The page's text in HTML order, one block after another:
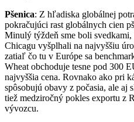
Pšenica: Z hľadiska globálnej
pokračujúci rast globálnych cien
Minulý týždeň sme boli svedkami,
Chicagu vyšplhali na najvyššiu
zatiaľ čo tu v Európe sa
Wheat obchoduje tesne pod 300
najvyššia cena. Rovnako ako pri
spôsobujú obavy z počasia, ale aj
tiež medziročný pokles exportu z
vývozcu.